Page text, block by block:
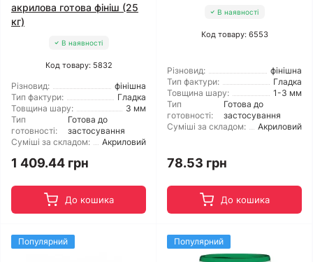
акрилова готова фініш (25
кг)
В наявності
Код товару: 5832
Різновид:
фінішна
Тип фактури:
Гладка
Товщина шару:
3 мм
Тип
готовності:
Готова до
застосування
Суміші за складом:
Акриловий
1 409.44 грн
До кошика
В наявності
Код товару: 6553
Різновид:
фінішна
Тип фактури:
Гладка
Товщина шару:
1-3 мм
Тип
готовності:
Готова до
застосування
Суміші за складом:
Акриловий
78.53 грн
До кошика
Популярний Популярний